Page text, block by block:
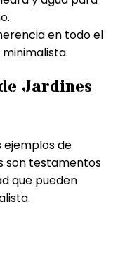
en todo el
Jardines
ejemplos de
son testamentos
que pueden